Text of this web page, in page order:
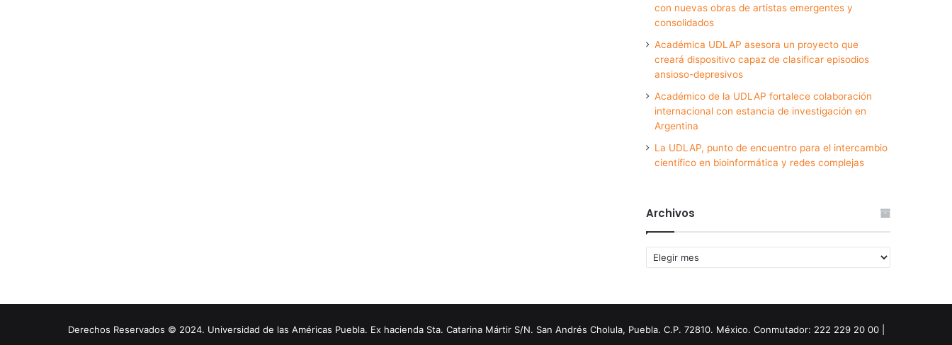
con nuevas obras de artistas emergentes y
consolidados
Académica UDLAP asesora un proyecto que
creará dispositivo capaz de clasificar episodios
ansioso-depresivos
Académico de la UDLAP fortalece colaboración
internacional con estancia de investigación en
Argentina
La UDLAP, punto de encuentro para el intercambio
científico en bioinformática y redes complejas
Archivos
Archivos
Derechos Reservados © 2024. Universidad de las Américas Puebla. Ex hacienda Sta. Catarina Mártir S/N. San Andrés Cholula, Puebla. C.P. 72810. México. Conmutador: 222 229 20 00 |